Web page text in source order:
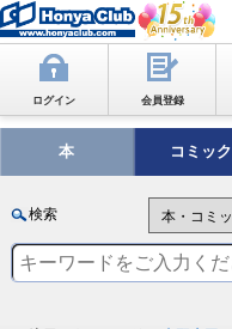
ログイン 会員登録
本 コミック
検索